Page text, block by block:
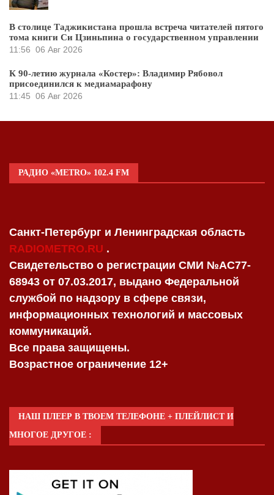
В столице Таджикистана прошла встреча читателей пятого
тома книги Си Цзиньпина о государственном управлении
11:56 06 Авг 2026
К 90-летию журнала «Костер»: Владимир Рябовол
присоединился к медиамарафону
11:45 06 Авг 2026
РАДИО «METRO» 102.4 FM
Санкт-Петербург и Ленинградская область
RADIOMETRO.RU .
Свидетельство о регистрации СМИ №AC77-
68943 от 07.03.2017, выдано Федеральной
службой по надзору в сфере связи,
информационных технологий и массовых
коммуникаций.
Все права защищены.
Возрастное ограничение 12+
НАШ ПЛЕЕР В ТВОЕМ ТЕЛЕФОНЕ + ПЛЕЙЛИСТ И
МНОГОЕ ДРУГОЕ :